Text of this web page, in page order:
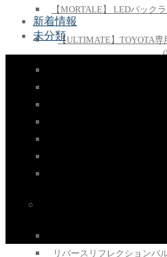
【MORTALE】 LEDバック
【ULTIMATE】TOYOTA
LED ポジション
リバースリフレクションバ
新着情報
未分類